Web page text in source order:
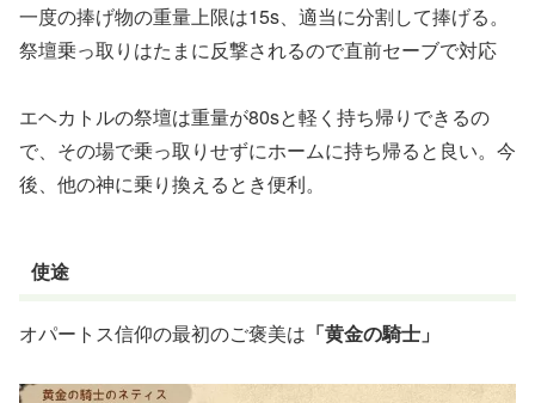
一度の捧げ物の重量上限は15s、適当に分割して捧げる。
祭壇乗っ取りはたまに反撃されるので直前セーブで対応
エヘカトルの祭壇は重量が80sと軽く持ち帰りできるの
で、その場で乗っ取りせずにホームに持ち帰ると良い。今
後、他の神に乗り換えるとき便利。
使途
オパートス信仰の最初のご褒美は 「黄金の騎士」